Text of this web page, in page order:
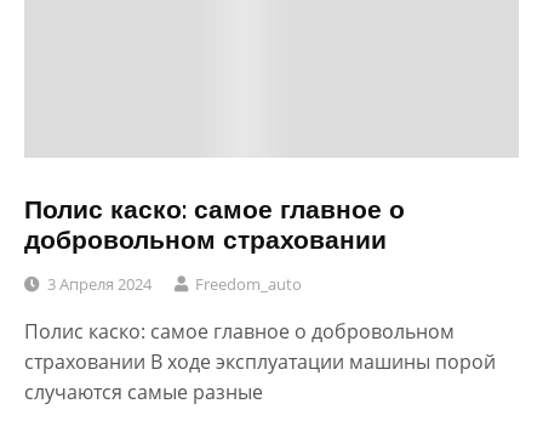
Полис каско: самое главное о
добровольном страховании
3 Апреля 2024 Freedom_auto
Полис каско: самое главное о добровольном
страховании В ходе эксплуатации машины порой
случаются самые разные